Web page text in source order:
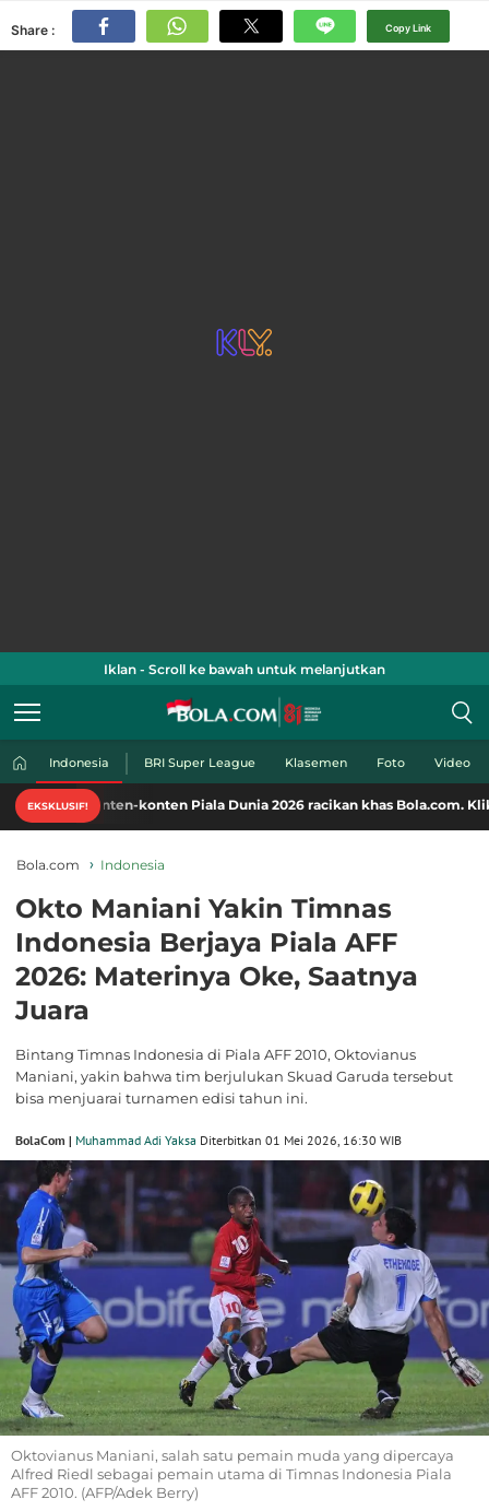
Share : Copy Link
Iklan - Scroll ke bawah untuk melanjutkan
Indonesia BRI Super League Klasemen Foto Video
EKSKLUSIF!
konten Piala Dunia 2026 racikan khas Bola.com. Klik di sini!
Bola.com Indonesia
Okto Maniani Yakin Timnas
Indonesia Berjaya Piala AFF
2026: Materinya Oke, Saatnya
Juara
Bintang Timnas Indonesia di Piala AFF 2010, Oktovianus
Maniani, yakin bahwa tim berjulukan Skuad Garuda tersebut
bisa menjuarai turnamen edisi tahun ini.
BolaCom | Muhammad Adi Yaksa Diterbitkan 01 Mei 2026, 16:30 WIB
Oktovianus Maniani, salah satu pemain muda yang dipercaya
Alfred Riedl sebagai pemain utama di Timnas Indonesia Piala
AFF 2010. (AFP/Adek Berry)